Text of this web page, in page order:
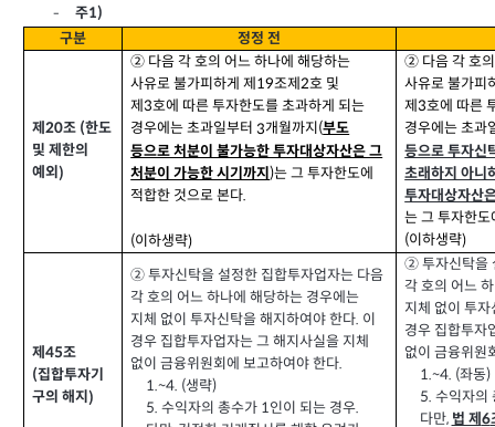
-
주1)
구분
정정 전
제20조 (한도
및 제한의
예외)
② 다음 각 호의 어느 하나에 해당하는
사유로 불가피하게 제 19조제2호 및
제3호에 따른 투자한도를 초과하게 되는
경우에는 초과일부터 3개월까지 (부도
등으로 처분이 불가능한 투자대상자산은 그
처분이 가능한 시기까지 )는 그 투자한도에
적합한 것으로 본다.
(이하생략)
② 다음 각 호
사유로 불가피
제3호에 따른
경우에는 초과
등으로 투자신
초래하지 아니
투자대상자산
는 그 투자한
(이하생략)
제45조
(집합투자기
구의 해지)
② 투자신탁을 설정한 집합투자업자는 다음
각 호의 어느 하나에 해당하는 경우에는
지체 없이 투자신탁을 해지하여야 한다. 이
경우 집합투자업자는 그 해지사실을 지체
없이 금융위원회에 보고하여야 한다.
1.~4. (생략)
5. 수익자의 총수가1인이 되는 경우.
② 투자신탁을
각 호의 어느
지체 없이 투
경우 집합투자
없이 금융위원
1.~4. (좌동)
5. 수익자의
다만, 법 제6